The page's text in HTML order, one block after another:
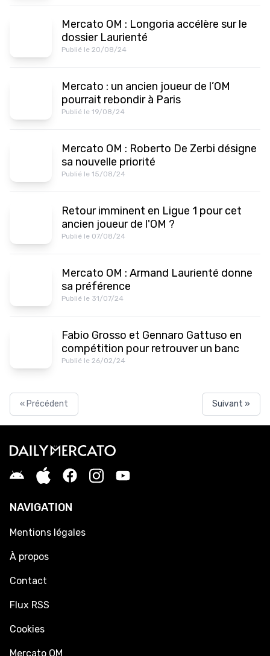
Mercato OM : Longoria accélère sur le
dossier Laurienté
Publié le 20/08/24
Mercato : un ancien joueur de l’OM
pourrait rebondir à Paris
Publié le 19/08/24
Mercato OM : Roberto De Zerbi désigne
sa nouvelle priorité
Publié le 15/08/24
Retour imminent en Ligue 1 pour cet
ancien joueur de l'OM ?
Publié le 07/08/24
Mercato OM : Armand Laurienté donne
sa préférence
Publié le 31/07/24
Fabio Grosso et Gennaro Gattuso en
compétition pour retrouver un banc
Publié le 26/02/24
« Précédent Suivant »
NAVIGATION
Mentions légales
À propos
Contact
Flux RSS
Cookies
Mercato OM